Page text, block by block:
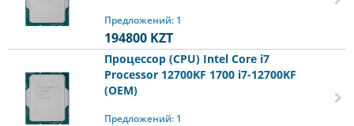
Предложений: 1
194800 KZT
Процессор (CPU) Intel Core i7
Processor 12700KF 1700 i7-12700KF
(OEM)
Предложений: 1